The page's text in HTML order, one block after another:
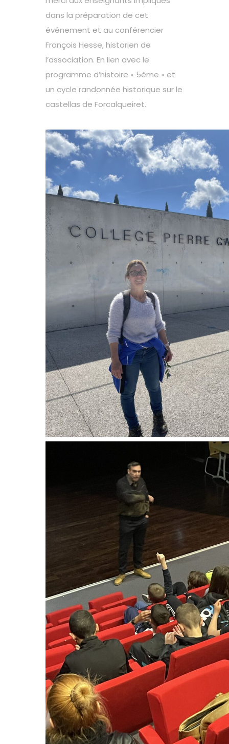
dans la préparation de cet
événement et au conférencier
François Hesse, historien de
l’association. En lien avec le
programme d’histoire « 5ème » et
un cycle randonnée historique sur le
castellas de Forcalqueiret.